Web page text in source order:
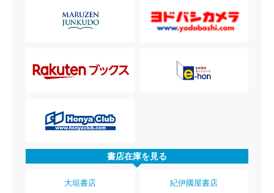
書店在庫を見る
大垣書店 紀伊國屋書店